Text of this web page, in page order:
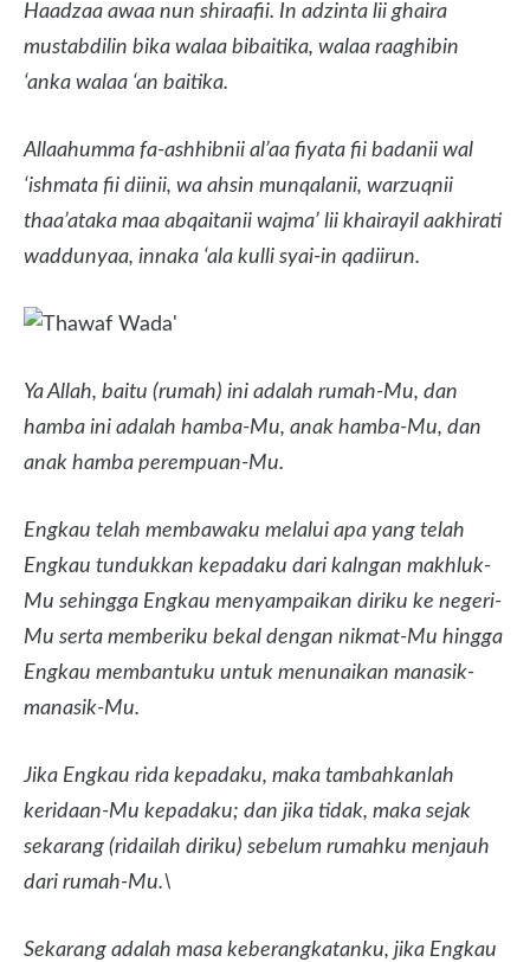
Haadzaa awaa nun shiraafii. In adzinta lii ghaira
mustabdilin bika walaa bibaitika, walaa raaghibin
‘anka walaa ‘an baitika.
Allaahumma fa-ashhibnii al’aa fiyata fii badanii wal
‘ishmata fii diinii, wa ahsin munqalanii, warzuqnii
thaa’ataka maa abqaitanii wajma’ lii khairayil aakhirati
waddunyaa, innaka ‘ala kulli syai-in qadiirun.
Ya Allah, baitu (rumah) ini adalah rumah-Mu, dan
hamba ini adalah hamba-Mu, anak hamba-Mu, dan
anak hamba perempuan-Mu.
Engkau telah membawaku melalui apa yang telah
Engkau tundukkan kepadaku dari kalngan makhluk-
Mu sehingga Engkau menyampaikan diriku ke negeri-
Mu serta memberiku bekal dengan nikmat-Mu hingga
Engkau membantuku untuk menunaikan manasik-
manasik-Mu.
Jika Engkau rida kepadaku, maka tambahkanlah
keridaan-Mu kepadaku; dan jika tidak, maka sejak
sekarang (ridailah diriku) sebelum rumahku menjauh
dari rumah-Mu.\
Sekarang adalah masa keberangkatanku, jika Engkau